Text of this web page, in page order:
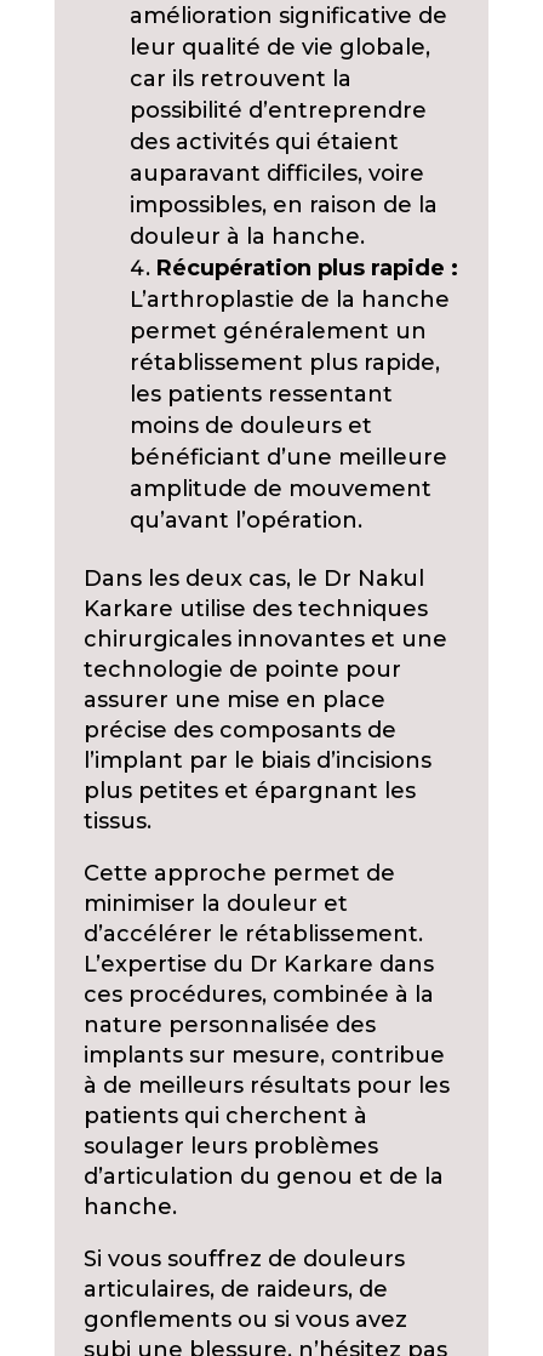
amélioration significative de
leur qualité de vie globale,
car ils retrouvent la
possibilité d’entreprendre
des activités qui étaient
auparavant difficiles, voire
impossibles, en raison de la
douleur à la hanche.
Récupération plus rapide :
L’arthroplastie de la hanche
permet généralement un
rétablissement plus rapide,
les patients ressentant
moins de douleurs et
bénéficiant d’une meilleure
amplitude de mouvement
qu’avant l’opération.
Dans les deux cas, le Dr Nakul
Karkare utilise des techniques
chirurgicales innovantes et une
technologie de pointe pour
assurer une mise en place
précise des composants de
l’implant par le biais d’incisions
plus petites et épargnant les
tissus.
Cette approche permet de
minimiser la douleur et
d’accélérer le rétablissement.
L’expertise du Dr Karkare dans
ces procédures, combinée à la
nature personnalisée des
implants sur mesure, contribue
à de meilleurs résultats pour les
patients qui cherchent à
soulager leurs problèmes
d’articulation du genou et de la
hanche.
Si vous souffrez de douleurs
articulaires, de raideurs, de
gonflements ou si vous avez
subi une blessure, n’hésitez pas